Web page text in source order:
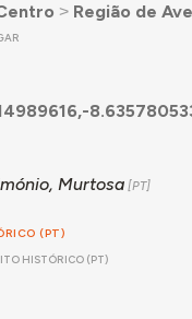
˃ Região de
Murtosa
(PT)
HISTÓRICO (PT)